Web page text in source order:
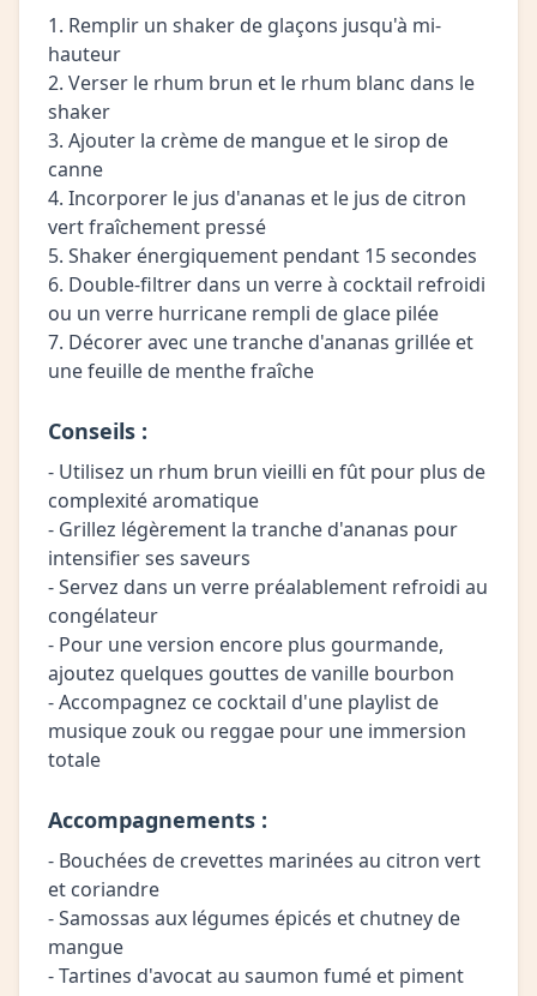
1. Remplir un shaker de glaçons jusqu'à mi-
hauteur
2. Verser le rhum brun et le rhum blanc dans le
shaker
3. Ajouter la crème de mangue et le sirop de
canne
4. Incorporer le jus d'ananas et le jus de citron
vert fraîchement pressé
5. Shaker énergiquement pendant 15 secondes
6. Double-filtrer dans un verre à cocktail refroidi
ou un verre hurricane rempli de glace pilée
7. Décorer avec une tranche d'ananas grillée et
une feuille de menthe fraîche
Conseils :
- Utilisez un rhum brun vieilli en fût pour plus de
complexité aromatique
- Grillez légèrement la tranche d'ananas pour
intensifier ses saveurs
- Servez dans un verre préalablement refroidi au
congélateur
- Pour une version encore plus gourmande,
ajoutez quelques gouttes de vanille bourbon
- Accompagnez ce cocktail d'une playlist de
musique zouk ou reggae pour une immersion
totale
Accompagnements :
- Bouchées de crevettes marinées au citron vert
et coriandre
- Samossas aux légumes épicés et chutney de
mangue
- Tartines d'avocat au saumon fumé et piment